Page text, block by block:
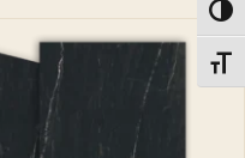
הפעל/כבה ניגודיות גבוהה
מתג גודל גופן